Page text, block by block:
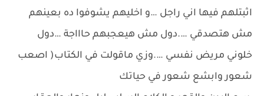
اثبتلهم فيها اني راجل …و اخليهم يشوفوا ده بعينهم
مش هتصدقي ….دول مش هيعجبهم حاااجة …دول
خلوني مريض نفسي ….وزي ماقولت في الكتاب( اصعب
شعور وابشع شعور في حياتك